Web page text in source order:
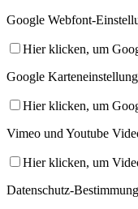
Google Webfont-
Hier klicken, um
Google
Hier klicken, um
Vimeo und Youtube
Hier klicken, um
Datenschutz-